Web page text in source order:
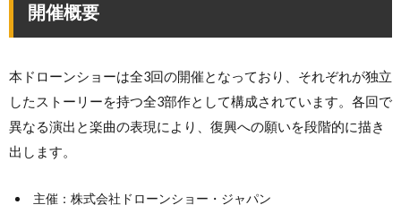
開催概要
本ドローンショーは全3回の開催となっており、それぞれが独立
したストーリーを持つ全3部作として構成されています。各回で
異なる演出と楽曲の表現により、復興への願いを段階的に描き
出します。
主催：株式会社ドローンショー・ジャパン